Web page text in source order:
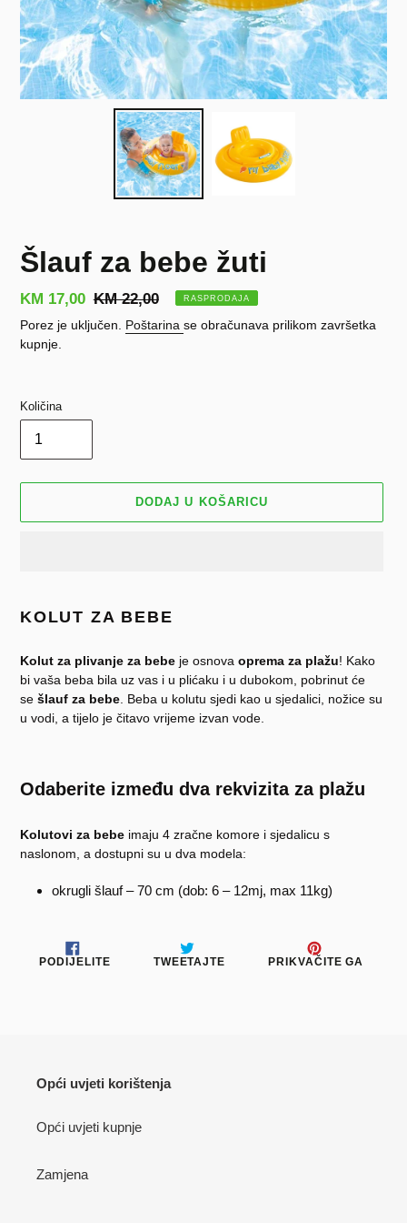
Šlauf za bebe žuti
Prodajna
cijena
KM 17,00 Redovna
cijena
KM 22,00 RASPRODAJA
Porez je uključen. Poštarina se obračunava prilikom završetka
kupnje.
Količina
DODAJ U KOŠARICU
u
KOLUT ZA BEBE
Kolut za plivanje za bebe je osnova oprema za plažu! Kako
bi vaša beba bila uz vas i u plićaku i u dubokom, pobrinut će
se šlauf za bebe. Beba u kolutu sjedi kao u sjedalici, nožice su
u vodi, a tijelo je čitavo vrijeme izvan vode.
Odaberite između dva rekvizita za plažu
Kolutovi za bebe imaju 4 zračne komore i sjedalicu s
naslonom, a dostupni su u dva modela:
okrugli šlauf – 70 cm (dob: 6 – 12mj, max 11kg)
PODIJELITEPODIJELITETWEETAJTE TWEETAJTEPRIKVAČITE GA
Opći uvjeti korištenja
Opći uvjeti kupnje
Zamjena